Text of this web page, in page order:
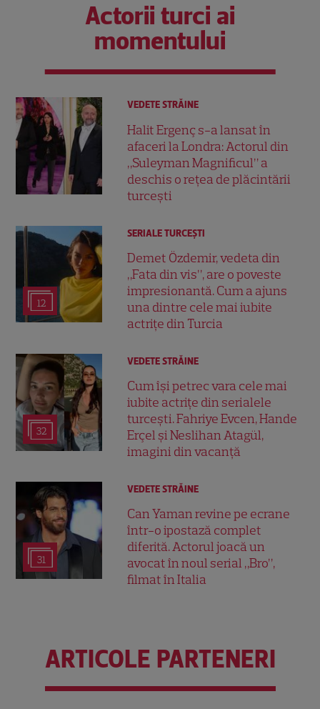
Actorii turci ai
momentului
VEDETE STRĂINE
Halit Ergenç s-a lansat în
afaceri la Londra: Actorul din
„Suleyman Magnificul” a
deschis o rețea de plăcintării
turcești
12
SERIALE TURCEŞTI
Demet Özdemir, vedeta din
„Fata din vis”, are o poveste
impresionantă. Cum a ajuns
una dintre cele mai iubite
actrițe din Turcia
32
VEDETE STRĂINE
Cum își petrec vara cele mai
iubite actrițe din serialele
turcești. Fahriye Evcen, Hande
Erçel și Neslihan Atagül,
imagini din vacanță
31
VEDETE STRĂINE
Can Yaman revine pe ecrane
într-o ipostază complet
diferită. Actorul joacă un
avocat în noul serial „Bro”,
filmat în Italia
ARTICOLE PARTENERI